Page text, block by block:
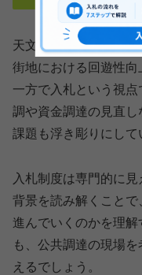
天文館通電停前の新
街地における回遊性向
一方で入札という視
調や資金調達の見直
課題も浮き彫りにして
入札制度は専門的に
背景を読み解くこと
進んでいくのかを理解
も、公共調達の現場
えるでしょう。